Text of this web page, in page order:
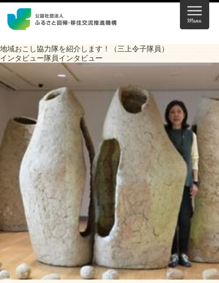
地域おこし協力隊を紹介します！（三上令子隊員）
インタビュー隊員インタビュー